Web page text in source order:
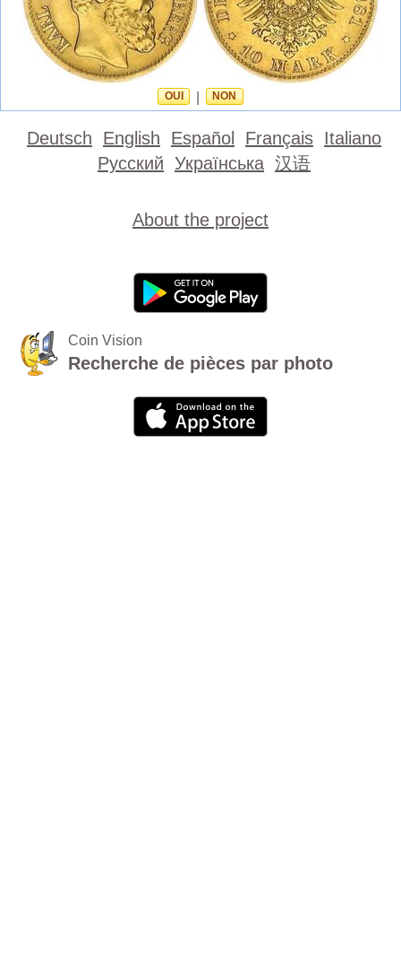
OUI NON
Deutsch English Español Français Italiano
Русский Українська 汉语
About the project
Coin Vision
Recherche de pièces par photo